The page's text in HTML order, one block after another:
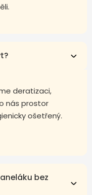
deratizaci,
nás prostor
ošetřený.
bez